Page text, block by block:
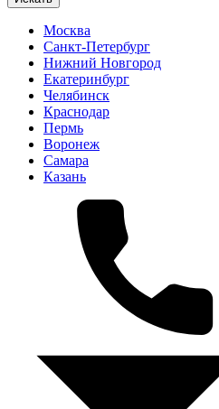
Москва
Санкт-Петербург
Нижний Новгород
Екатеринбург
Челябинск
Краснодар
Пермь
Воронеж
Самара
Казань